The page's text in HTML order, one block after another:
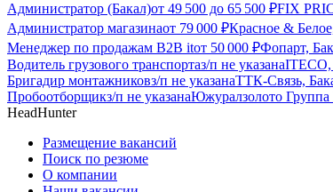
Администратор (Бакал)от 49 500 до 65 500 ₽FIX
Администратор магазинаот 79 000 ₽Красное &
Менеджер по продажам B2B itот 50 000 ₽Фопарт,
Водитель грузового транспортаз/п не указанаITECO,
Бригадир монтажниковз/п не указанаТТК-Связь,
Пробоотборщикз/п не указанаЮжуралзолото
HeadHunter
Размещение вакансий
Поиск по резюме
О компании